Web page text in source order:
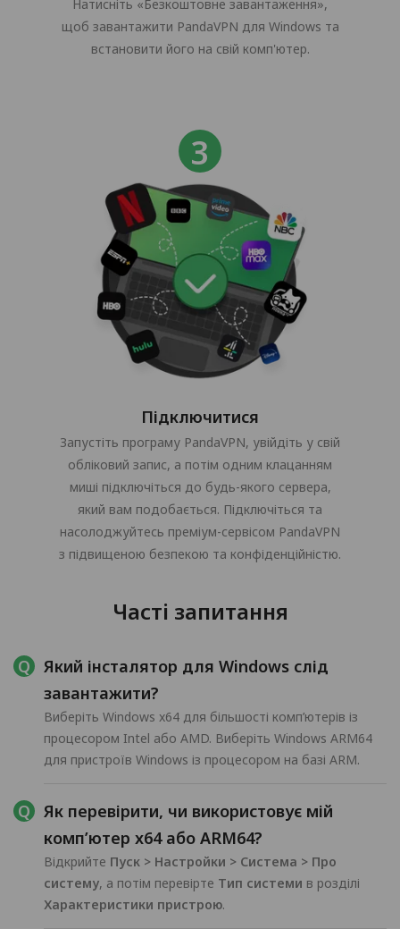
Натисніть «Безкоштовне завантаження»,
щоб завантажити PandaVPN для Windows та
встановити його на свій комп'ютер.
Підключитися
Запустіть програму PandaVPN, увійдіть у свій
обліковий запис, а потім одним клацанням
миші підключіться до будь-якого сервера,
який вам подобається. Підключіться та
насолоджуйтесь преміум-сервісом PandaVPN
з підвищеною безпекою та конфіденційністю.
Часті запитання
Який інсталятор для Windows слід
завантажити?
Виберіть Windows x64 для більшості комп’ютерів із
процесором Intel або AMD. Виберіть Windows ARM64
для пристроїв Windows із процесором на базі ARM.
Як перевірити, чи використовує мій
комп’ютер x64 або ARM64?
Відкрийте Пуск > Настройки > Система > Про
систему, а потім перевірте Тип системи в розділі
Характеристики пристрою.